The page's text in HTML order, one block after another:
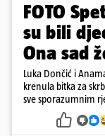
FOTO
su bili
Ona sad
Luka Dončić i
krenula bitka za
sve sporazumnim
u Sloveniji